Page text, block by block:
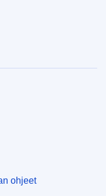
ohjeet